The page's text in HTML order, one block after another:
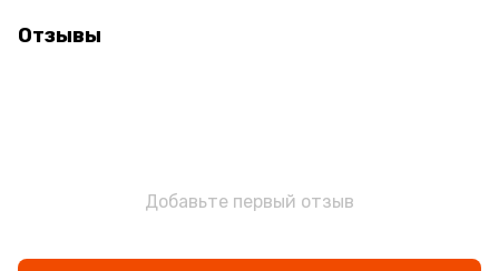
Отзывы
Добавьте первый отзыв